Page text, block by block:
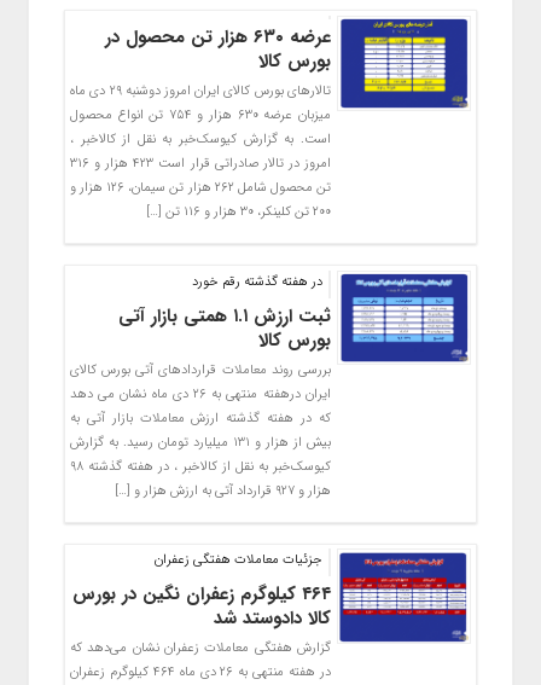
عرضه ۶۳۰ هزار تن محصول در
بورس کالا
تالارهای بورس کالای ایران امروز دوشنبه ۲۹ دی ماه
میزبان عرضه ۶۳۰ هزار و ۷۵۴ تن انواع محصول
است. به گزارش کیوسک‌‌خبر به نقل از کالاخبر ،
امروز در تالار صادراتی قرار است ۴۲۳ هزار و ۳۱۶
تن محصول شامل ۲۶۲ هزار تن سیمان، ۱۲۶ هزار و
۲۰۰ تن کلینکر، ۳۰ هزار و ۱۱۶ تن […]
در هفته گذشته رقم خورد
ثبت ارزش ۱.۱ همتی بازار آتی
بورس کالا
بررسی روند معاملات قراردادهای آتی بورس کالای
ایران درهفته منتهی به ۲۶ دی ماه نشان می دهد
که در هفته گذشته ارزش معاملات بازار آتی به
بیش از هزار و ۱۳۱ میلیارد تومان رسید. به گزارش
کیوسک‌خبر به نقل از کالاخبر ، در هفته گذشته ۹۸
هزار و ۹۲۷ قرارداد آتی به ارزش هزار و […]
جزئیات معاملات هفتگی زعفران
۴۶۴ کیلوگرم زعفران نگین در بورس
کالا دادوستد شد
گزارش هفتگی معاملات زعفران نشان می‌دهد که
در هفته منتهی به ۲۶ دی ماه ۴۶۴ کیلوگرم زعفران